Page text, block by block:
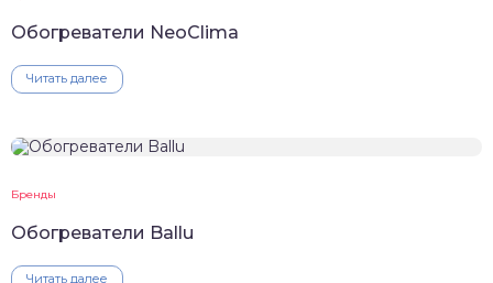
Обогреватели NeoClima
Читать далее
Бренды
Обогреватели Ballu
Читать далее